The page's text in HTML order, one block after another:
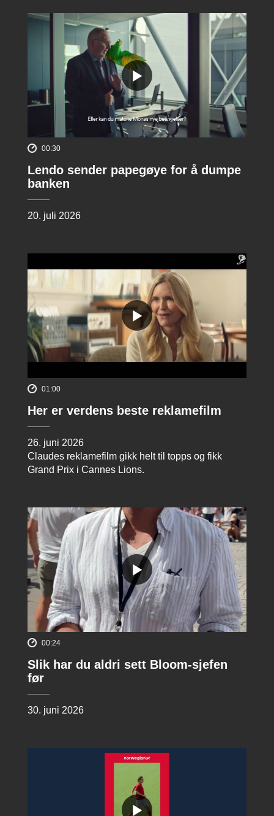
00:30
Lendo sender papegøye for å dumpe
banken
20. juli 2026
01:00
Her er verdens beste reklamefilm
26. juni 2026
Claudes reklamefilm gikk helt til topps og fikk
Grand Prix i Cannes Lions.
00:24
Slik har du aldri sett Bloom-sjefen
før
30. juni 2026